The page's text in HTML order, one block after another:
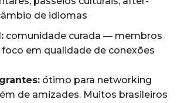
de idiomas
comunidade curada — membros
em qualidade de conexões
ótimo para networking
de amizades. Muitos brasileiros